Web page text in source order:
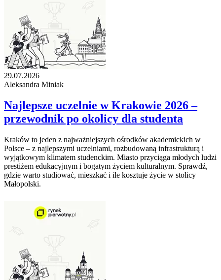
29.07.2026
Aleksandra Miniak
Najlepsze uczelnie w Krakowie 2026 –
przewodnik po okolicy dla studenta
Kraków to jeden z najważniejszych ośrodków akademickich w
Polsce – z najlepszymi uczelniami, rozbudowaną infrastrukturą i
wyjątkowym klimatem studenckim. Miasto przyciąga młodych ludzi
prestiżem edukacyjnym i bogatym życiem kulturalnym. Sprawdź,
gdzie warto studiować, mieszkać i ile kosztuje życie w stolicy
Małopolski.